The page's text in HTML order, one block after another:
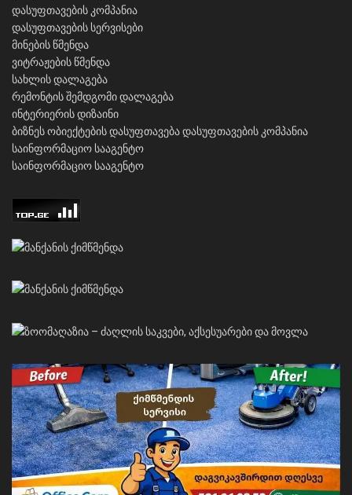
დასუფთავების კომპანია
დასუფთავების სერვისები
მინების წმენდა
ვიტრაჟების წმენდა
სახლის დალაგება
რემონტის შემდგომი დალაგება
ინტერიერის დიზაინი
ბიზნეს ობიექტების დასუფთავებადასუფთავების კომპანია
საინფორმაციო სააგენტო
საინფორმაციო სააგენტო